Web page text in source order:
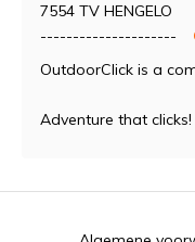
7554 TV HENGELO
---------------------
OutdoorClick is a
Adventure that clicks!